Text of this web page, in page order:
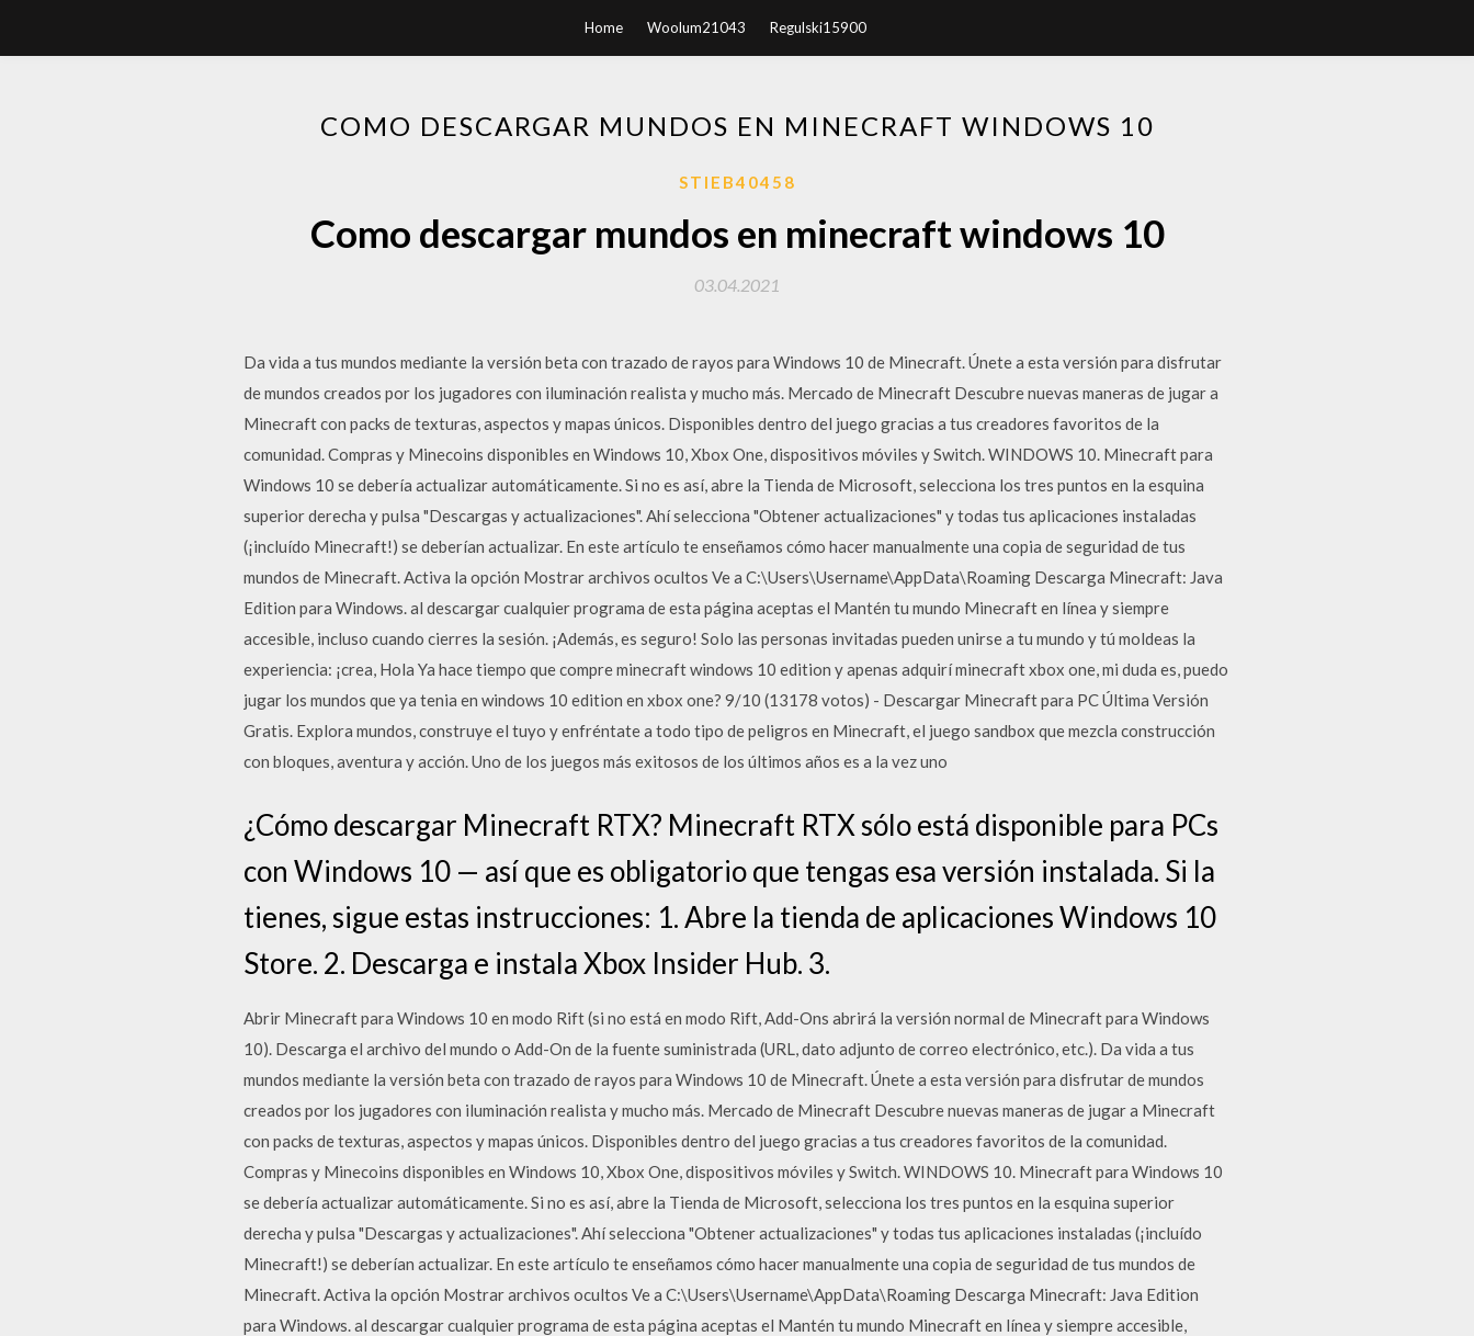
Home Woolum21043 Regulski15900
COMO DESCARGAR MUNDOS EN MINECRAFT WINDOWS 10
STIEB40458
Como descargar mundos en minecraft windows 10
03.04.2021
Da vida a tus mundos mediante la versión beta con trazado de rayos para Windows 10 de Minecraft. Únete a esta versión para disfrutar
de mundos creados por los jugadores con iluminación realista y mucho más. Mercado de Minecraft Descubre nuevas maneras de jugar a
Minecraft con packs de texturas, aspectos y mapas únicos. Disponibles dentro del juego gracias a tus creadores favoritos de la
comunidad. Compras y Minecoins disponibles en Windows 10, Xbox One, dispositivos móviles y Switch. WINDOWS 10. Minecraft para
Windows 10 se debería actualizar automáticamente. Si no es así, abre la Tienda de Microsoft, selecciona los tres puntos en la esquina
superior derecha y pulsa "Descargas y actualizaciones". Ahí selecciona "Obtener actualizaciones" y todas tus aplicaciones instaladas
(¡incluído Minecraft!) se deberían actualizar. En este artículo te enseñamos cómo hacer manualmente una copia de seguridad de tus
mundos de Minecraft. Activa la opción Mostrar archivos ocultos Ve a C:\Users\Username\AppData\Roaming Descarga Minecraft: Java
Edition para Windows. al descargar cualquier programa de esta página aceptas el Mantén tu mundo Minecraft en línea y siempre
accesible, incluso cuando cierres la sesión. ¡Además, es seguro! Solo las personas invitadas pueden unirse a tu mundo y tú moldeas la
experiencia: ¡crea, Hola Ya hace tiempo que compre minecraft windows 10 edition y apenas adquirí minecraft xbox one, mi duda es, puedo
jugar los mundos que ya tenia en windows 10 edition en xbox one? 9/10 (13178 votos) - Descargar Minecraft para PC Última Versión
Gratis. Explora mundos, construye el tuyo y enfréntate a todo tipo de peligros en Minecraft, el juego sandbox que mezcla construcción
con bloques, aventura y acción. Uno de los juegos más exitosos de los últimos años es a la vez uno
¿Cómo descargar Minecraft RTX? Minecraft RTX sólo está disponible para PCs
con Windows 10 — así que es obligatorio que tengas esa versión instalada. Si la
tienes, sigue estas instrucciones: 1. Abre la tienda de aplicaciones Windows 10
Store. 2. Descarga e instala Xbox Insider Hub. 3.
Abrir Minecraft para Windows 10 en modo Rift (si no está en modo Rift, Add-Ons abrirá la versión normal de Minecraft para Windows
10). Descarga el archivo del mundo o Add-On de la fuente suministrada (URL, dato adjunto de correo electrónico, etc.). Da vida a tus
mundos mediante la versión beta con trazado de rayos para Windows 10 de Minecraft. Únete a esta versión para disfrutar de mundos
creados por los jugadores con iluminación realista y mucho más. Mercado de Minecraft Descubre nuevas maneras de jugar a Minecraft
con packs de texturas, aspectos y mapas únicos. Disponibles dentro del juego gracias a tus creadores favoritos de la comunidad.
Compras y Minecoins disponibles en Windows 10, Xbox One, dispositivos móviles y Switch. WINDOWS 10. Minecraft para Windows 10
se debería actualizar automáticamente. Si no es así, abre la Tienda de Microsoft, selecciona los tres puntos en la esquina superior
derecha y pulsa "Descargas y actualizaciones". Ahí selecciona "Obtener actualizaciones" y todas tus aplicaciones instaladas (¡incluído
Minecraft!) se deberían actualizar. En este artículo te enseñamos cómo hacer manualmente una copia de seguridad de tus mundos de
Minecraft. Activa la opción Mostrar archivos ocultos Ve a C:\Users\Username\AppData\Roaming Descarga Minecraft: Java Edition
para Windows. al descargar cualquier programa de esta página aceptas el Mantén tu mundo Minecraft en línea y siempre accesible,